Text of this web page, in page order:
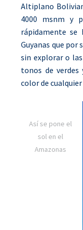
Altiplano
4000 msnm y
rápidamente se
Guyanas que por
sin explorar o
tonos de verdes
color de
Así se pone el
sol en el
Amazonas